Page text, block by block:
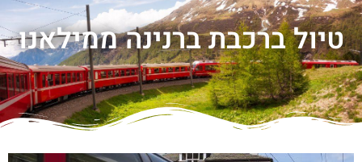
טיול ברכבת ברנינה ממילאנו